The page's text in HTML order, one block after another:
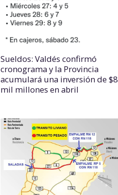
Sueldos: Valdés confirmó
cronograma y la Provincia
acumulará una inversión de $8
mil millones en abril